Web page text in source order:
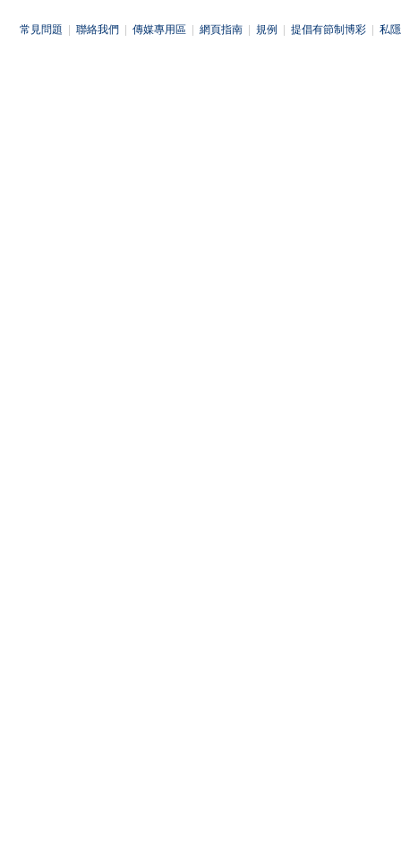
常見問題 聯絡我們 傳媒專用區 網頁指南 規例 提倡有節制博彩 私